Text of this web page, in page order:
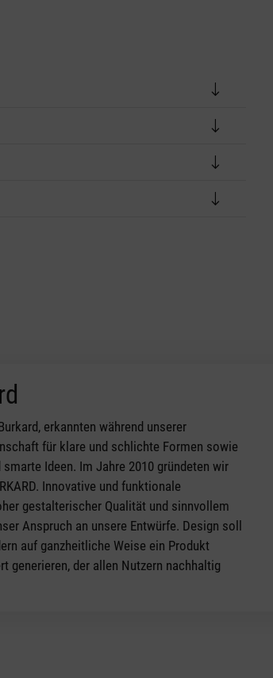
erkannten während unserer
für klare und schlichte Formen sowie
Ideen. Im Jahre 2010 gründeten wir
Innovative und funktionale
gestalterischer Qualität und sinnvollem
Anspruch an unsere Entwürfe. Design soll
auf ganzheitliche Weise ein Produkt
generieren, der allen Nutzern nachhaltig